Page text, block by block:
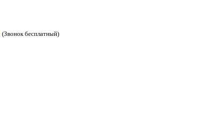
(Звонок бесплатный)